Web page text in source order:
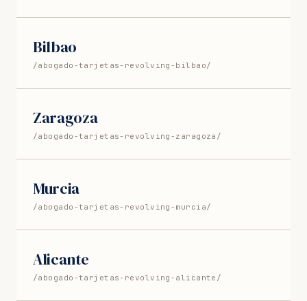
Bilbao
/abogado-tarjetas-revolving-bilbao/
Zaragoza
/abogado-tarjetas-revolving-zaragoza/
Murcia
/abogado-tarjetas-revolving-murcia/
Alicante
/abogado-tarjetas-revolving-alicante/